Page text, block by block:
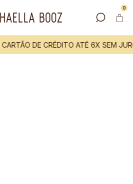
0
CARTÃO DE CRÉDITO ATÉ 6X SEM